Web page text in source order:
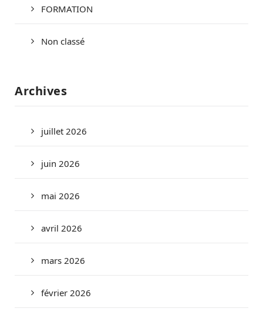
FORMATION
Non classé
Archives
juillet 2026
juin 2026
mai 2026
avril 2026
mars 2026
février 2026